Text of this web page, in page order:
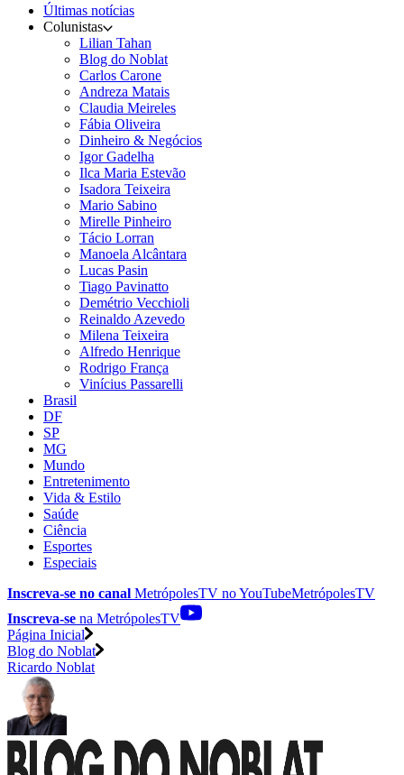
Últimas notícias
Colunistas
Lilian Tahan
Blog do Noblat
Carlos Carone
Andreza Matais
Claudia Meireles
Fábia Oliveira
Dinheiro & Negócios
Igor Gadelha
Ilca Maria Estevão
Isadora Teixeira
Mario Sabino
Mirelle Pinheiro
Tácio Lorran
Manoela Alcântara
Lucas Pasin
Tiago Pavinatto
Demétrio Vecchioli
Reinaldo Azevedo
Milena Teixeira
Alfredo Henrique
Rodrigo França
Vinícius Passarelli
Brasil
DF
SP
MG
Mundo
Entretenimento
Vida & Estilo
Saúde
Ciência
Esportes
Especiais
Inscreva-se no canal MetrópolesTV noYouTubeMetrópolesTV
Inscreva-se na MetrópolesTV
Página Inicial
Blog do Noblat
Ricardo Noblat